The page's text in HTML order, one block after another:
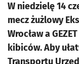
W niedzielę 14
mecz żużlowy
Wrocław a
kibiców. Aby
Transportu